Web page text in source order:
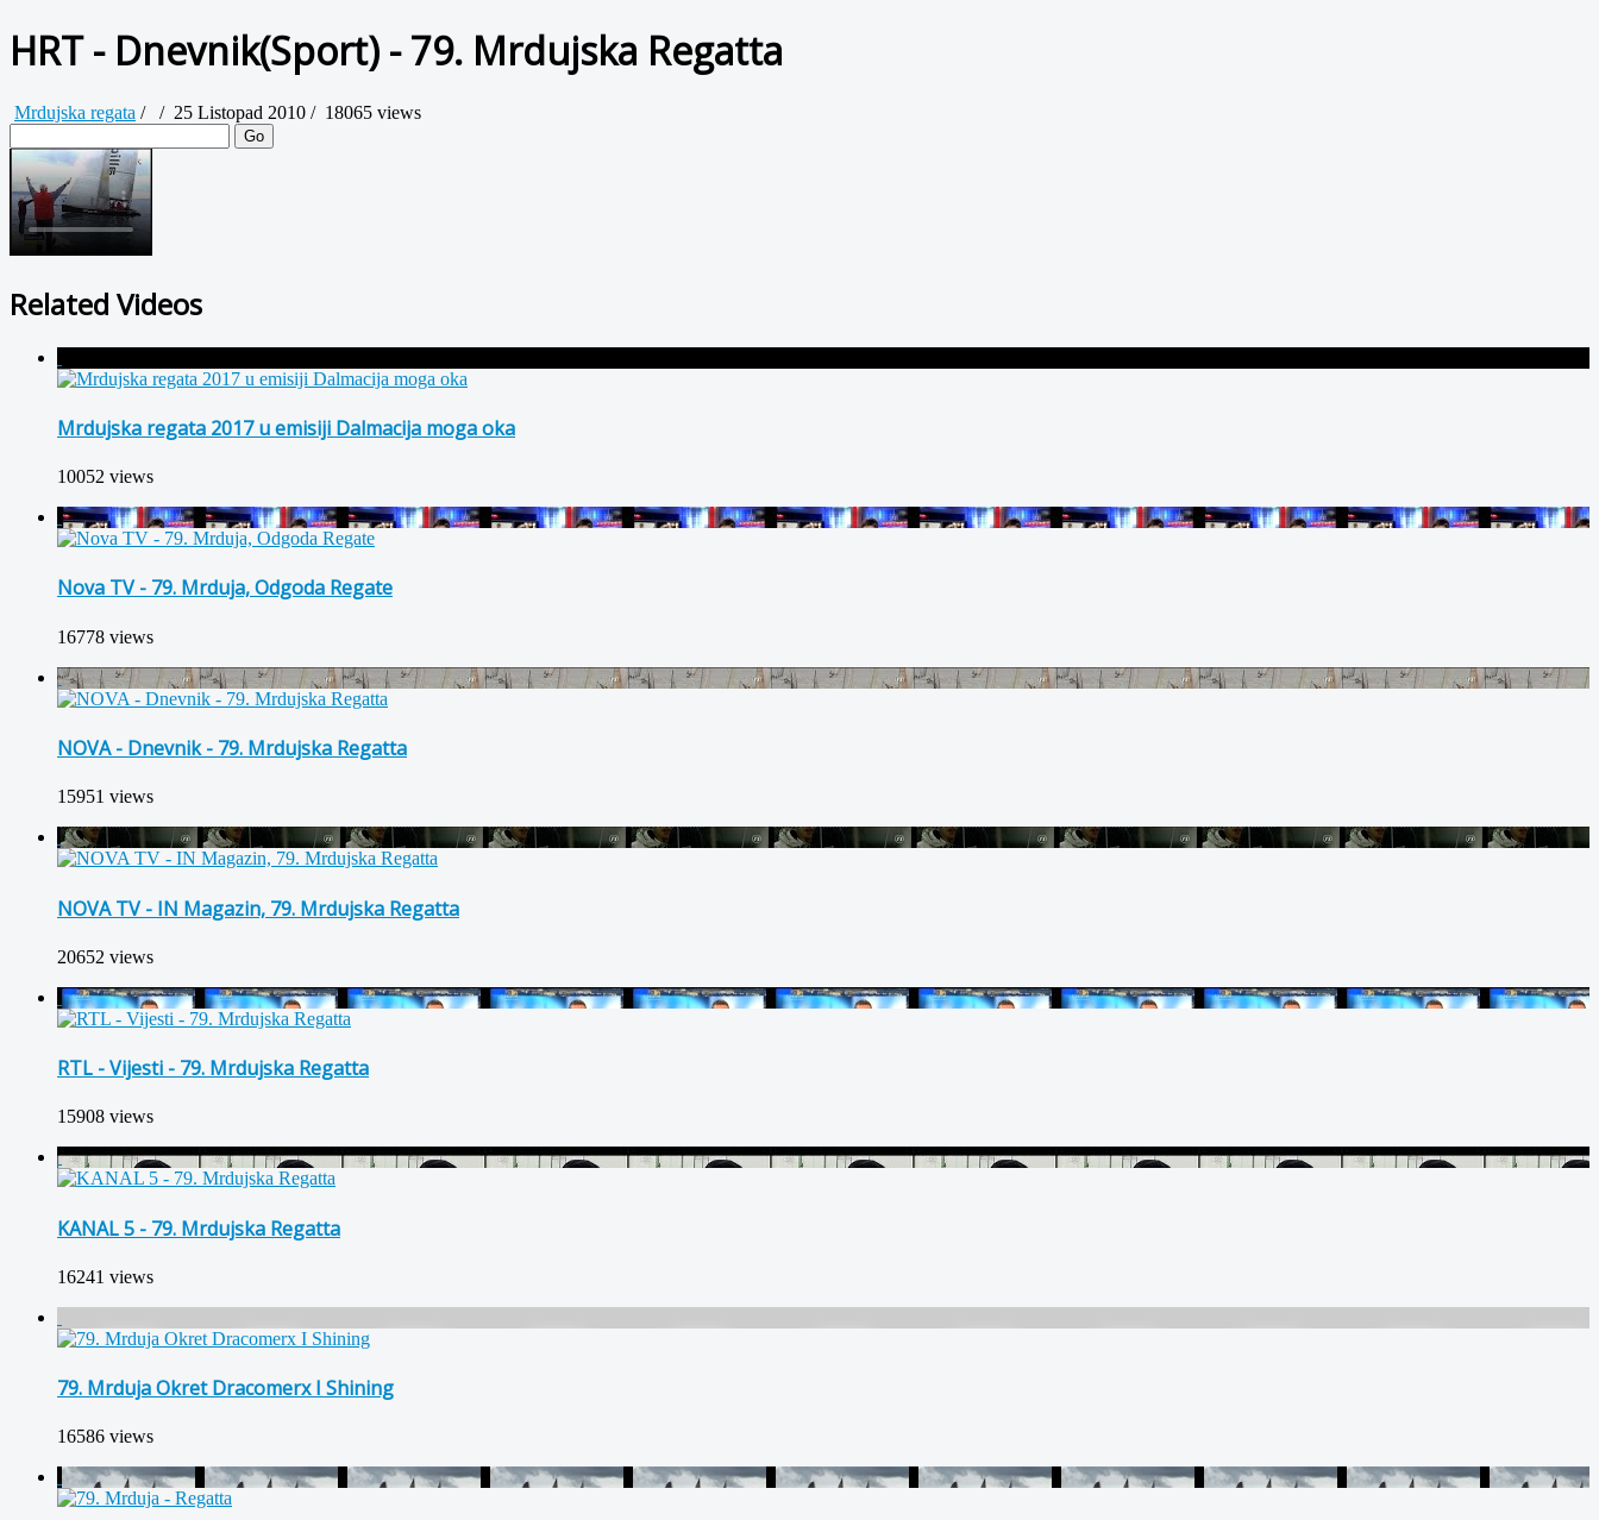
HRT - Dnevnik(Sport) - 79. Mrdujska Regatta
Mrdujska regata / / 25 Listopad 2010 / 18065 views
Go
Related Videos
Mrdujska regata 2017 u emisiji Dalmacija moga oka
10052 views
Nova TV - 79. Mrduja, Odgoda Regate
16778 views
NOVA - Dnevnik - 79. Mrdujska Regatta
15951 views
NOVA TV - IN Magazin, 79. Mrdujska Regatta
20652 views
RTL - Vijesti - 79. Mrdujska Regatta
15908 views
KANAL 5 - 79. Mrdujska Regatta
16241 views
79. Mrduja Okret Dracomerx I Shining
16586 views